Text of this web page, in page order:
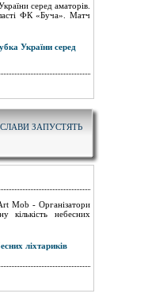
серед аматорів.
ФК «Буча». Матч
ЗАПУСТЯТЬ
Mob - Організатори
небесних